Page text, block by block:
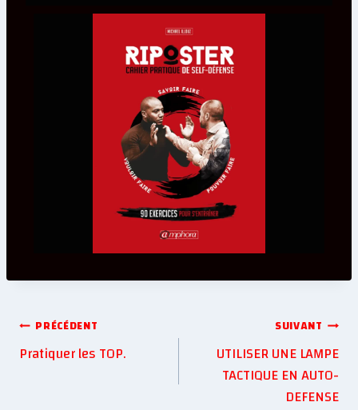
PRÉCÉDENT
Pratiquer les TOP.
SUIVANT
UTILISER UNE LAMPE
TACTIQUE EN AUTO-
DEFENSE